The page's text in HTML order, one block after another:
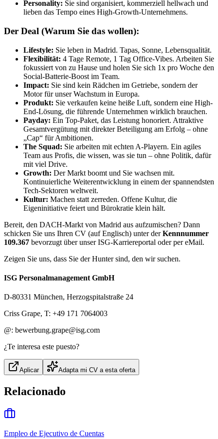
Personality: Sie sind organisiert, kommerziell hellwach und
lieben das Tempo eines High-Growth-Unternehmens.
Der Deal (Warum Sie das wollen):
Lifestyle: Sie leben in Madrid. Tapas, Sonne, Lebensqualität.
Flexibilität: 4 Tage Remote, 1 Tag Office-Vibes. Arbeiten Sie
fokussiert von zu Hause und holen Sie sich 1x pro Woche den
Social-Batterie-Boost im Team.
Impact: Sie sind kein Rädchen im Getriebe, sondern der
Motor für unser Wachstum in Europa.
Produkt: Sie verkaufen keine heiße Luft, sondern eine High-
End-Lösung, die führende Unternehmen wirklich brauchen.
Payday: Ein Top-Paket, das Leistung honoriert. Attraktive
Gesamtvergütung mit direkter Beteiligung am Erfolg – ohne
„Cap“ für Ambitionen.
The Squad: Sie arbeiten mit echten A-Playern. Ein agiles
Team aus Profis, die wissen, was sie tun – ohne Politik, dafür
mit viel Drive.
Growth: Der Markt boomt und Sie wachsen mit.
Kontinuierliche Weiterentwicklung in einem der spannendsten
Tech-Sektoren weltweit.
Kultur: Machen statt zerreden. Offene Kultur, die
Eigeninitiative feiert und Bürokratie klein hält.
Bereit, den DACH-Markt von Madrid aus aufzumischen? Dann
schicken Sie uns Ihren CV (auf Englisch) unter derKennnummer
109.367 bevorzugt über unser ISG-Karriereportal oder per eMail.
Zeigen Sie uns, dass Sie der Hunter sind, den wir suchen.
ISG Personalmanagement GmbH
D-80331 München, Herzogspitalstraße 24
Criss Grape, T: +49 171 7064003
@: bewerbung.grape@isg.com
¿Te interesa este puesto?
Aplicar Adapta mi CV a esta oferta
Relacionado
Empleo de Ejecutivo de Cuentas